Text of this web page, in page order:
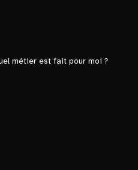
métier est fait pour moi ?